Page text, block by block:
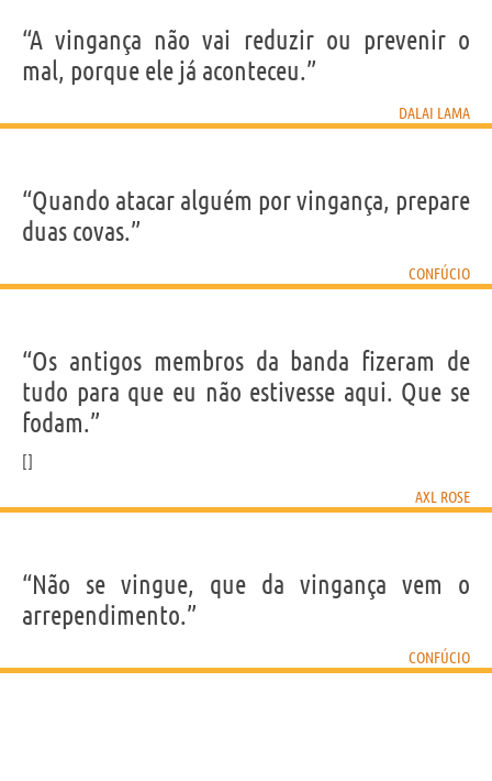
“A vingança não vai reduzir ou prevenir o
mal, porque ele já aconteceu.”
DALAI LAMA
“Quando atacar alguém por vingança, prepare
duas covas.”
CONFÚCIO
“Os antigos membros da banda fizeram de
tudo para que eu não estivesse aqui. Que se
fodam.”
AXL ROSE
“Não se vingue, que da vingança vem o
arrependimento.”
CONFÚCIO